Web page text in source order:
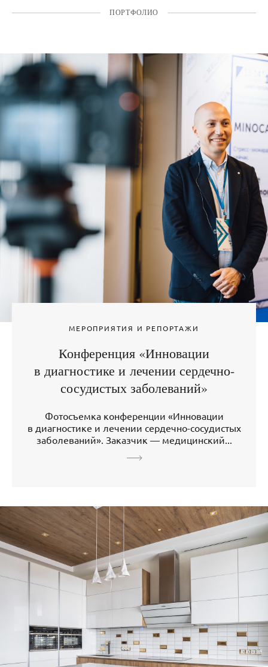
ПОРТФОЛИО
МЕРОПРИЯТИЯ И РЕПОРТАЖИ
Конференция «Инновации
в диагностике и лечении сердечно-
сосудистых заболеваний»
Фотосъемка конференции «Инновации
в диагностике и лечении сердечно-сосудистых
заболеваний». Заказчик — медицинский...